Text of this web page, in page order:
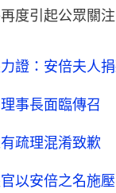
度引起公眾關注
證：安倍夫人
事長面臨傳召
疏理混淆致歉
以安倍之名施壓